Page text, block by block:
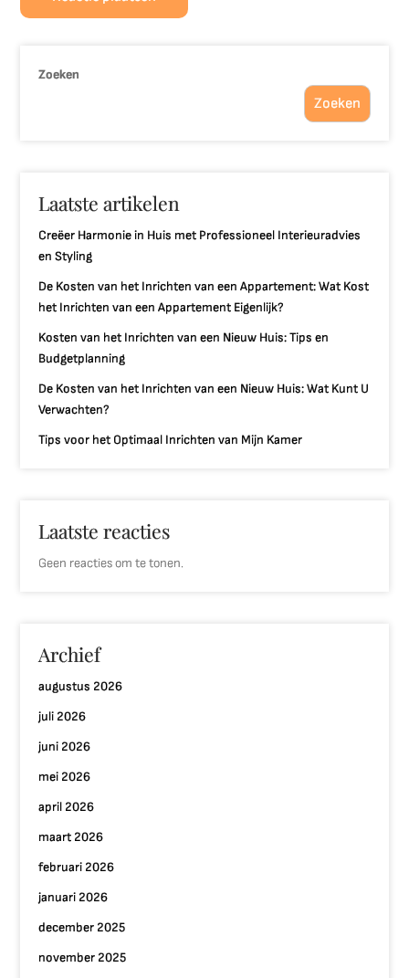
Zoeken
Zoeken
Laatste artikelen
Creëer Harmonie in Huis met Professioneel Interieuradvies
en Styling
De Kosten van het Inrichten van een Appartement: Wat Kost
het Inrichten van een Appartement Eigenlijk?
Kosten van het Inrichten van een Nieuw Huis: Tips en
Budgetplanning
De Kosten van het Inrichten van een Nieuw Huis: Wat Kunt U
Verwachten?
Tips voor het Optimaal Inrichten van Mijn Kamer
Laatste reacties
Geen reacties om te tonen.
Archief
augustus 2026
juli 2026
juni 2026
mei 2026
april 2026
maart 2026
februari 2026
januari 2026
december 2025
november 2025